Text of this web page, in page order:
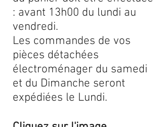
: avant 13h00 du lundi au
vendredi.
Les commandes de vos
pièces détachées
électroménager du samedi
et du Dimanche seront
expédiées le Lundi.